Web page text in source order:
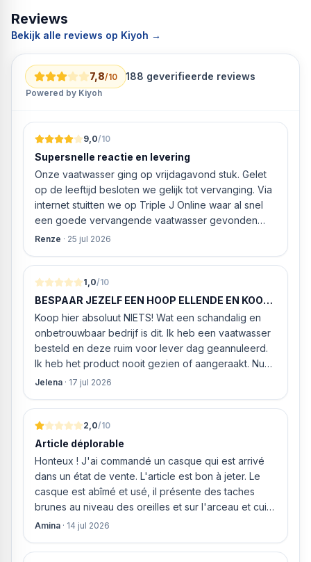
Reviews
Bekijk alle reviews op Kiyoh →
7,8/10 188 geverifieerde reviews
Powered by Kiyoh
9,0/10
Supersnelle reactie en levering
Onze vaatwasser ging op vrijdagavond stuk. Gelet
op de leeftijd besloten we gelijk tot vervanging. Via
internet stuitten we op Triple J Online waar al snel
een goede vervangende vaatwasser gevonden
werd. ‘s Ochtends even gebeld met de
geïnstalleerd kan worden. Dit bleek het geval tegen
alleszins concurrente prijzen. De vriendelijke
medewerker gaf aan dat, als we gelijk via de
website gingen bestellen en betalen, hij z’n best
ging doen om ‘s middags nog te leveren. Het
bleken geen loze woorden: om 16.00 uur werd de
Neff vaatwasser geleverd en ver
Renze · 25 jul 2026
1,0/10
BESPAAR JEZELF EEN HOOP ELLENDE EN KOOP
HIER NIETS!
Koop hier absoluut NIETS! Wat een schandalig en
onbetrouwbaar bedrijf is dit. Ik heb een vaatwasser
besteld en deze ruim voor lever dag geannuleerd.
Ik heb het product nooit gezien of aangeraakt. Nu
weigeren ze gewoon om mijn geld volledig terug te
van MIJN geld inhouden!
Jelena · 17 jul 2026
2,0/10
Article déplorable
Honteux ! J'ai commandé un casque qui est arrivé
dans un état de vente. L'article est bon à jeter. Le
casque est abîmé et usé, il présente des taches
brunes au niveau des oreilles et sur l'arceau et cuir
qui est craquelé ! Les coussins sont eux « dégonflés
Amina · 14 jul 2026